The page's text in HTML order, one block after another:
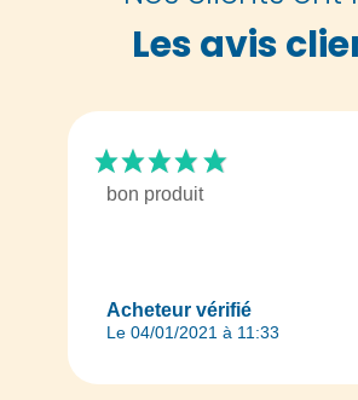
Les avis
Acheteur vérifié
Le 04/01/2021 à 11:33
bon produit